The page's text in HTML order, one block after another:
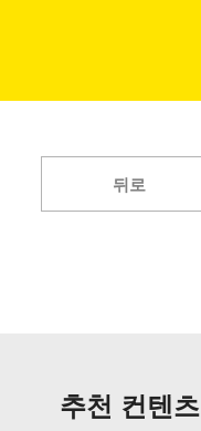
뒤로
추천 컨텐츠